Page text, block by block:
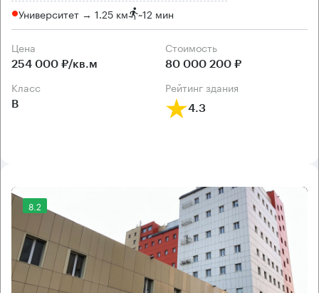
Университет → 1.25 км ~12 мин
Цена
254 000 ₽/кв.м
Cтоимость
80 000 200 ₽
класс
B
рейтинг здания
4.3
8.2